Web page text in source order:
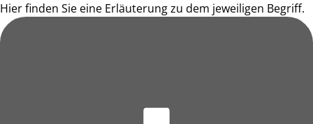
Hier finden Sie eine Erläuterung zu dem jeweiligen Begriff.